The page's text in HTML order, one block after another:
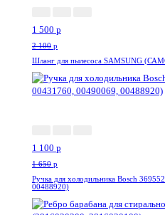
1 500 p
2 100 p
Шланг для пылесоса SAMSUNG
1 100 p
1 650 p
Ручка для холодильника Bosch
00488920)